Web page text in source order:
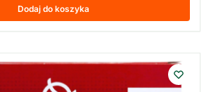
Dodaj do koszyka